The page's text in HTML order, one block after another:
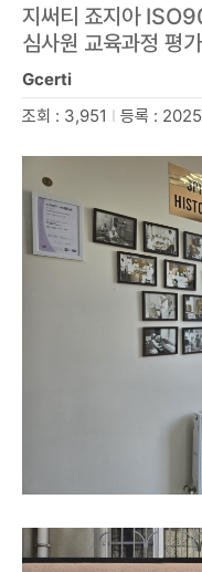
지써티 죠지아
심사원 교육과정 평가
Gcerti
조회 : 3,951 I 등록 :